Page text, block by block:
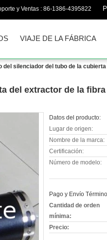
y Ventas : 86-1386-4395822
VIAJE DE LA FÁBRICA
del silenciador del tubo de la
del extractor de la
Datos del producto:
Lugar de origen:
Nombre de la marca:
Certificación:
Número de modelo:
Pago y Envío
Cantidad de orden
mínima:
Precio: